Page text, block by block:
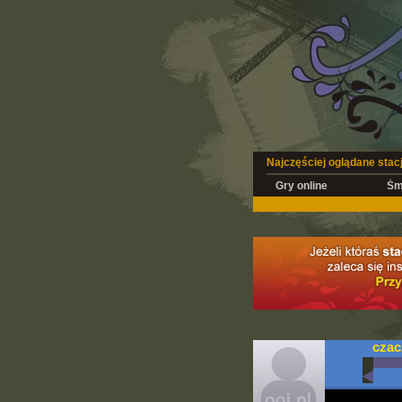
Najczęściej oglądane
Gry online